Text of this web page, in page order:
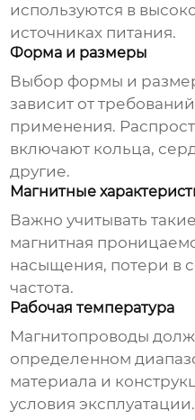
используются в
источниках питания.
Форма и размеры
Выбор формы и
зависит от
применения.
включают кольца,
другие.
Магнитные
Важно учитывать
магнитная
насыщения, потери в
частота.
Рабочая температура
Магнитопроводы
определенном
материала и
условия эксплуатации.